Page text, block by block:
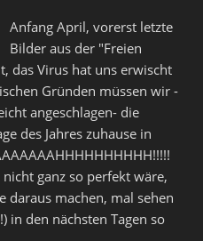
Anfang April, vorerst letzte
Bilder aus der "Freien
das Virus hat uns erwischt
Gründen müssen wir -
angeschlagen- die
des Jahres zuhause in
ganz so perfekt wäre,
daraus machen, mal sehen
in den nächsten Tagen so